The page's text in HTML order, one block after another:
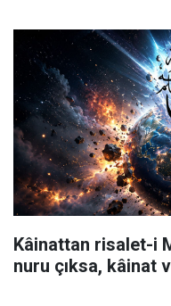
Kâinattan risalet-i
nuru çıksa, kâinat